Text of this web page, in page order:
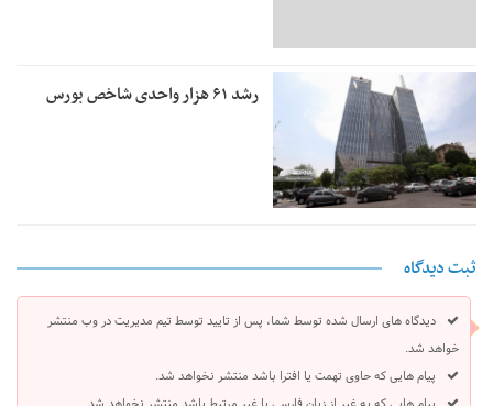
رشد ۶۱ هزار واحدی شاخص بورس
ثبت دیدگاه
دیدگاه های ارسال شده توسط شما، پس از تایید توسط تیم مدیریت در وب منتشر
خواهد شد.
پیام هایی که حاوی تهمت یا افترا باشد منتشر نخواهد شد.